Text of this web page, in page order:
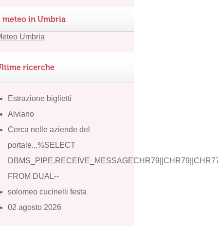
meteo in Umbria
ricerche
Estrazione biglietti
Alviano
Cerca nelle aziende del
portale...%SELECT
FROM DUAL--
solomeo cucinelli festa
02 agosto 2026